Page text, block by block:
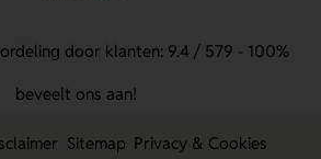
door klanten: 9.4 / 579 - 100%
beveelt ons aan!
Sitemap Privacy & Cookies